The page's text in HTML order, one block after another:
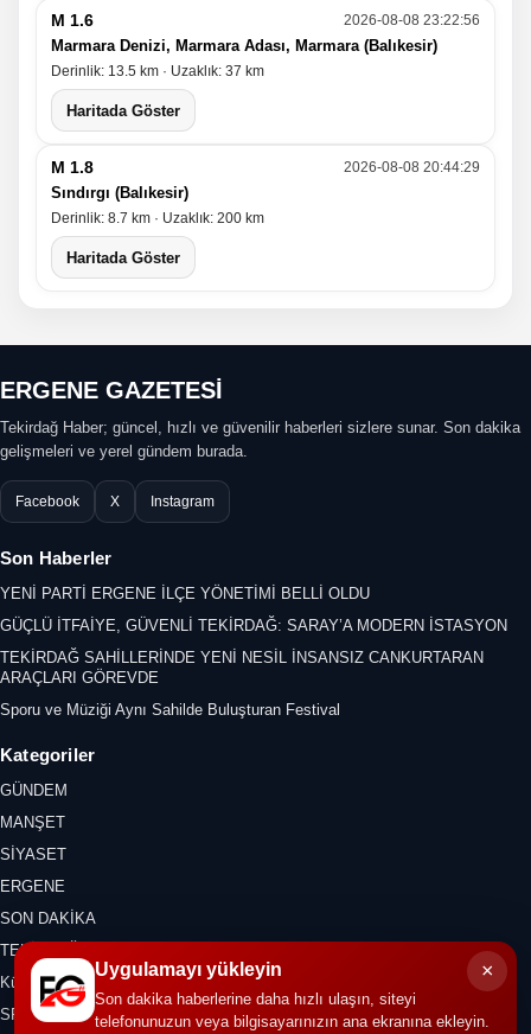
M 1.6 2026-08-08 23:22:56
Marmara Denizi, Marmara Adası, Marmara (Balıkesir)
Derinlik: 13.5 km · Uzaklık: 37 km
Haritada Göster
M 1.8 2026-08-08 20:44:29
Sındırgı (Balıkesir)
Derinlik: 8.7 km · Uzaklık: 200 km
Haritada Göster
ERGENE GAZETESİ
Tekirdağ Haber; güncel, hızlı ve güvenilir haberleri sizlere sunar. Son dakika
gelişmeleri ve yerel gündem burada.
Facebook X Instagram
Son Haberler
YENİ PARTİ ERGENE İLÇE YÖNETİMİ BELLİ OLDU
GÜÇLÜ İTFAİYE, GÜVENLİ TEKİRDAĞ: SARAY’A MODERN İSTASYON
TEKİRDAĞ SAHİLLERİNDE YENİ NESİL İNSANSIZ CANKURTARAN
ARAÇLARI GÖREVDE
Sporu ve Müziği Aynı Sahilde Buluşturan Festival
Kategoriler
GÜNDEM
MANŞET
SİYASET
ERGENE
SON DAKİKA
TEKİRDAĞ
Kültür Sanat
SPOR
×
Uygulamayı yükleyin
Son dakika haberlerine daha hızlı ulaşın, siteyi
telefonunuzun veya bilgisayarınızın ana ekranına ekleyin.